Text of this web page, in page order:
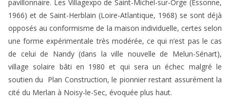
pavillonnaire. Les Villagexpo de Saint-Michel-sur-Orge (Essonne,
1966) et de Saint-Herblain (Loire-Atlantique, 1968) se sont déjà
opposés au conformisme de la maison individuelle, certes selon
une forme expérimentale très modérée, ce qui n’est pas le cas
de celui de Nandy (dans la ville nouvelle de Melun-Sénart),
village solaire bâti en 1980 et qui sera un échec malgré le
soutien du Plan Construction, le pionnier restant assurément la
cité du Merlan à Noisy-le-Sec, évoquée plus haut.